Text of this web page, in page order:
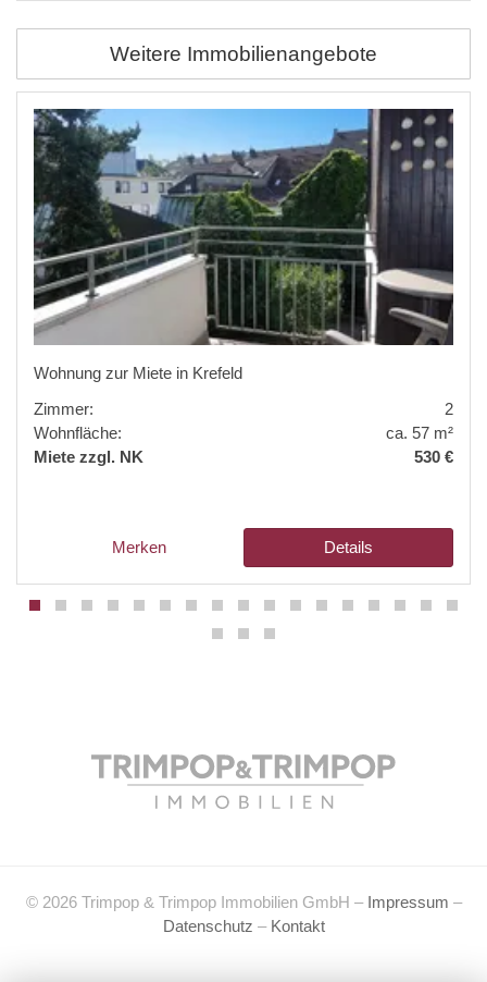
Weitere Immobilienangebote
Wohnung zur Miete in Krefeld
Zimmer:
2
Wohnfläche:
ca. 57 m²
Miete zzgl. NK
530 €
Merken Details
© 2026 Trimpop & Trimpop Immobilien GmbH – Impressum –
Datenschutz – Kontakt